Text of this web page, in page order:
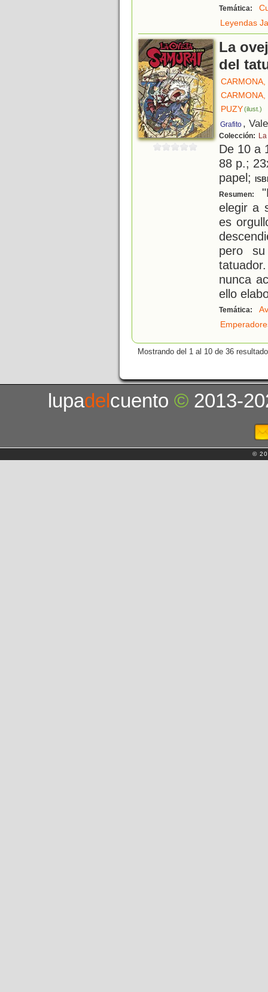
Temática:
Leyendas
La
del
CARMONA,
CARMONA,
PUZY(ilust.)
Grafito ,
Colección:
De 10 a
88 p.;
papel;
Resumen:
elegir a
es
pero
nunca
ello
Temática:
Mostrando del 1 al 10 de 36
lupadelcuento© 2013-
©